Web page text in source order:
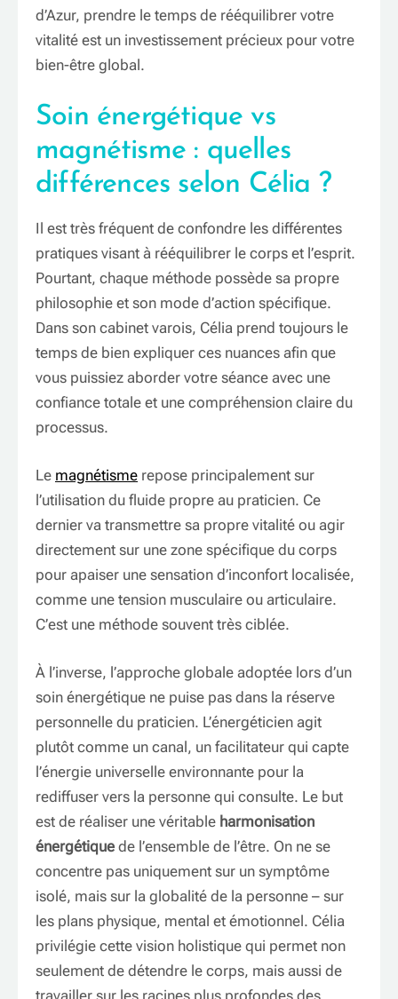
d’Azur, prendre le temps de rééquilibrer votre
vitalité est un investissement précieux pour votre
bien-être global.
Soin énergétique vs
magnétisme : quelles
différences selon Célia ?
Il est très fréquent de confondre les différentes
pratiques visant à rééquilibrer le corps et l’esprit.
Pourtant, chaque méthode possède sa propre
philosophie et son mode d’action spécifique.
Dans son cabinet varois, Célia prend toujours le
temps de bien expliquer ces nuances afin que
vous puissiez aborder votre séance avec une
confiance totale et une compréhension claire du
processus.
Le magnétisme repose principalement sur
l’utilisation du fluide propre au praticien. Ce
dernier va transmettre sa propre vitalité ou agir
directement sur une zone spécifique du corps
pour apaiser une sensation d’inconfort localisée,
comme une tension musculaire ou articulaire.
C’est une méthode souvent très ciblée.
À l’inverse, l’approche globale adoptée lors d’un
soin énergétique ne puise pas dans la réserve
personnelle du praticien. L’énergéticien agit
plutôt comme un canal, un facilitateur qui capte
l’énergie universelle environnante pour la
rediffuser vers la personne qui consulte. Le but
est de réaliser une véritable harmonisation
énergétique de l’ensemble de l’être. On ne se
concentre pas uniquement sur un symptôme
isolé, mais sur la globalité de la personne – sur
les plans physique, mental et émotionnel. Célia
privilégie cette vision holistique qui permet non
seulement de détendre le corps, mais aussi de
travailler sur les racines plus profondes des